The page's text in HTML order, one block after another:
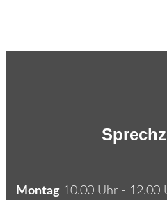
Montag10.00 Uhr - 12.00